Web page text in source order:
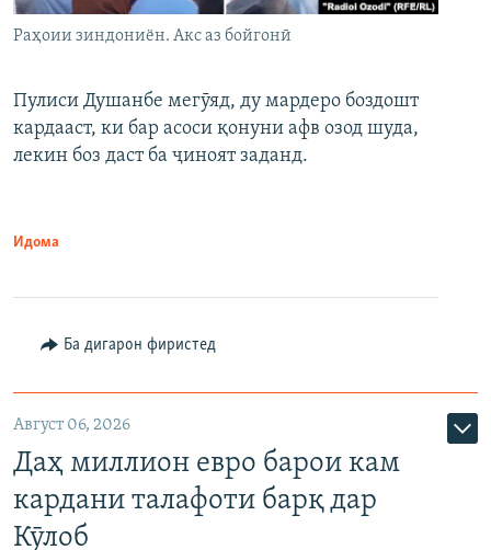
Раҳоии зиндониён. Акс аз бойгонӣ
Пулиси Душанбе мегӯяд, ду мардеро боздошт
кардааст, ки бар асоси қонуни афв озод шуда,
лекин боз даст ба ҷиноят заданд.
Идома
Ба дигарон фиристед
Август 06, 2026
Даҳ миллион евро барои кам
кардани талафоти барқ дар
Кӯлоб